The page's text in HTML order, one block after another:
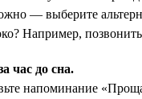
— выберите
Например,
час до сна.
напоминание